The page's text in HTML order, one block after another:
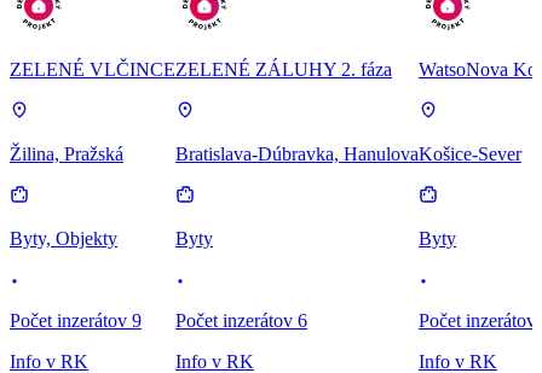
ZELENÉ VLČINCE
Žilina, Pražská
Byty, Objekty
Počet inzerátov 9
Info v RK
ZELENÉ ZÁLUHY 2. fáza
Bratislava-Dúbravka, Hanulova
Byty
Počet inzerátov 6
Info v RK
WatsoNova
Košice-Sever
Byty
Počet inzerátov
Info v RK